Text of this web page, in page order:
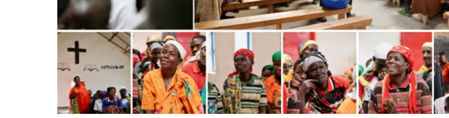
Inspiration
Værktøjskassen
BaptistKirken